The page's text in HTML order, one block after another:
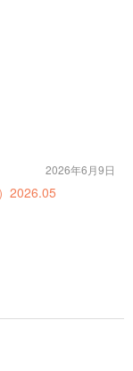
2026.05
2026年6月9日